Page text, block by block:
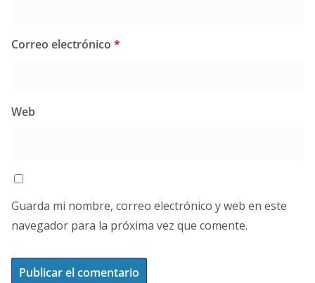
Correo electrónico *
Web
Guarda mi nombre, correo electrónico y web en este
navegador para la próxima vez que comente.